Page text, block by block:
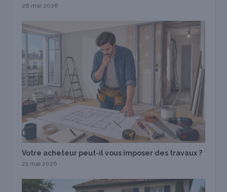
28 mai 2026
Votre acheteur peut-il vous imposer des travaux ?
21 mai 2026